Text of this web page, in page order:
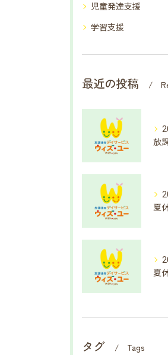
児童発達支援
学習支援
最近の投稿
タグ Tags